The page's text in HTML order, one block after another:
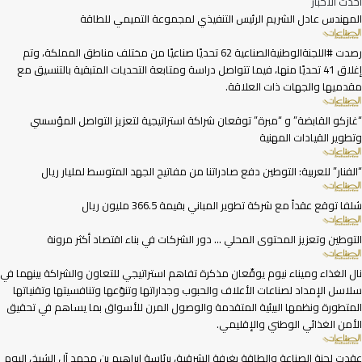
أحدث الأخبار
المهندس عادل الشريم الرئيس التنفيذي لمجموعة التميمي للطاقة
رصدت #اللجنةالوطنيةالصناعية 62 تحديًا صناعيًا من مختلف مناطق المملكة، وتم
إغلاق 41 تحديًا منها، فيما تتواصل دراسة ومتابعة التحديات المتبقية بالتنسيق مع
مقدميها والجهات ذات العلاقة.
“غازكو القابضة” و “مبرة” توقعان شراكة استراتيجية لتعزيز التواصل المؤسسي
وتطوير القيادات المهنية
“الفنار” للعربية: التوطين دفع صادراتنا من مفاتيح الجهد المتوسط لمليار ريال
شلفا توقع عقداً مع شركة تطوير المباني بقيمة 366.5 مليون ريال
التوطين وتعزيز المحتوى المحلي … دور الشركات في بناء اقتصاد أكثر مرونة
نال الغذاء وميناء نيوم يوقّعان مذكرة تفاهم استراتيجي للتعاون والشراكة بينهما في
سلاسل الإمداد لصناعات الأعلاف والحبوب وجداراتها وتنوّعها وتنافسيتها وتقنياتها
المتطورة ونظمها البيئية المتقدمة والوصول المرن للأسواق بما يساهم في تحقيق
الأمن الغذائي الوطني والإقليمي.